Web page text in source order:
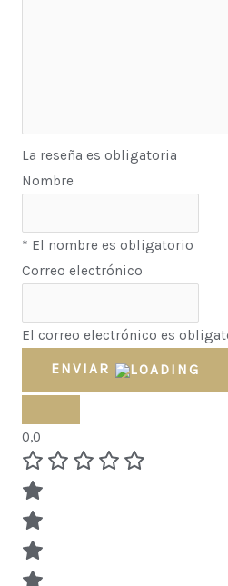
La reseña es obligatoria
Nombre
* El nombre es obligatorio
Correo electrónico
El correo electrónico es
ENVIAR
0,0